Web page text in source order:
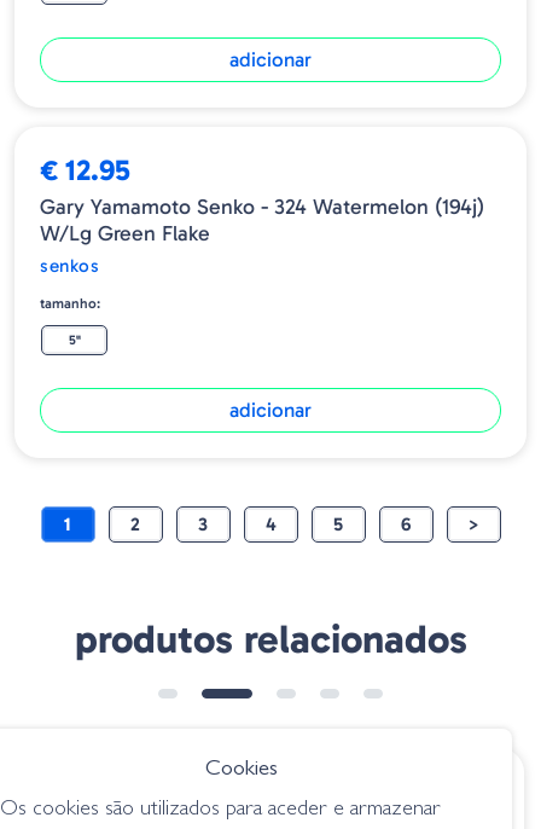
adicionar
€ 12.95
Gary Yamamoto Senko - 324 Watermelon (194j)
W/lg Green Flake
senkos
tamanho:
5"
adicionar
1 2 3 4 5 6 >
produtos relacionados
€ 12.95
Cookies
Os cookies são utilizados para aceder e armazenar